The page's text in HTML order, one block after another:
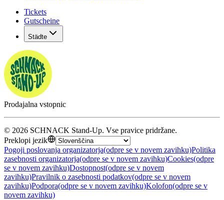
Tickets
Gutscheine
Städte
Prodajalna vstopnic
© 2026 SCHNACK Stand-Up. Vse pravice pridržane.
Preklopi jezik
Pogoji poslovanja organizatorja(odpre se v novem zavihku)Politika
zasebnosti organizatorja(odpre se v novem zavihku)Cookies(odpre
se v novem zavihku)Dostopnost(odpre se v novem
zavihku)Pravilnik o zasebnosti podatkov(odpre se v novem
zavihku)Podpora(odpre se v novem zavihku)Kolofon(odpre se v
novem zavihku)